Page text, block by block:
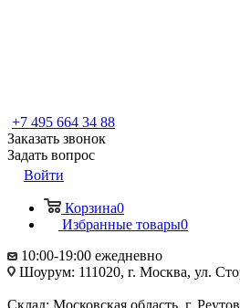
+7 495 664 34 88
Заказать звонок
Задать вопрос
Войти
Корзина0
Избранные товары0
10:00-19:00 ежедневно
Шоурум: 111020, г. Москва, ул.
Склад: Московская область, г.